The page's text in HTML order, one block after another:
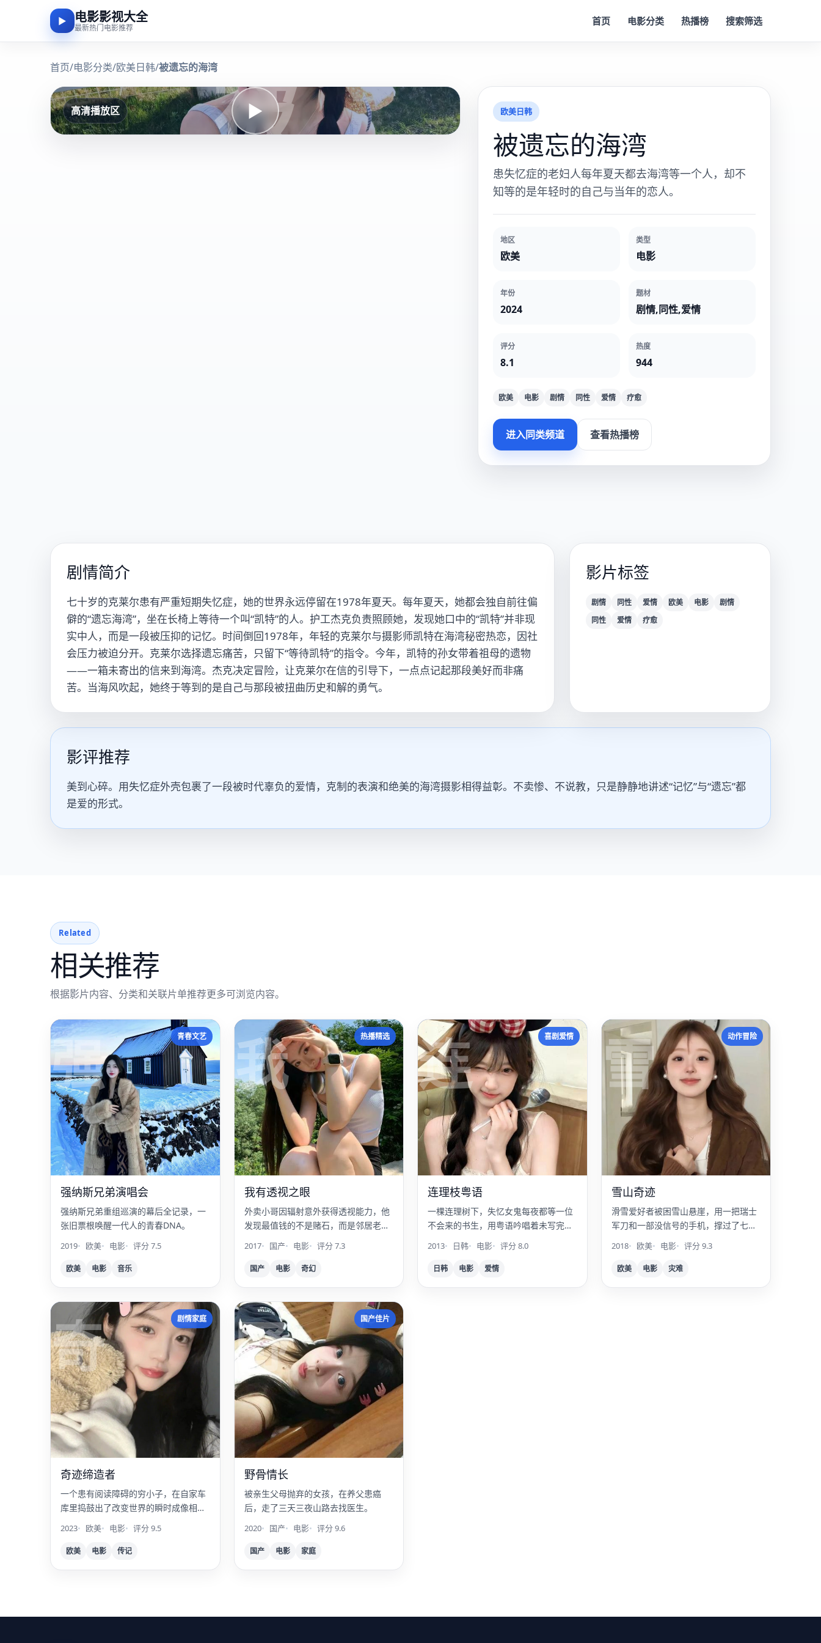
▶ 电影影视大全
最新热门电影推荐
首页 电影分类 热播榜 搜索筛选
首页/电影分类/欧美日韩/被遗忘的海湾被
▶
高清播放区 欧美日韩
被遗忘的海湾
患失忆症的老妇人每年夏天都去海湾等一个人，却不
知等的是年轻时的自己与当年的恋人。
地区
欧美
类型
电影
年份
2024
题材
剧情,同性,爱情
评分
8.1
热度
944
欧美 电影 剧情 同性 爱情 疗愈
进入同类频道 查看热播榜
剧情简介
七十岁的克莱尔患有严重短期失忆症，她的世界永远停留在1978年夏天。每年夏天，她都会独自前往偏
僻的“遗忘海湾”，坐在长椅上等待一个叫“凯特”的人。护工杰克负责照顾她，发现她口中的“凯特”并非现
实中人，而是一段被压抑的记忆。时间倒回1978年，年轻的克莱尔与摄影师凯特在海湾秘密热恋，因社
会压力被迫分开。克莱尔选择遗忘痛苦，只留下“等待凯特”的指令。今年，凯特的孙女带着祖母的遗物
——一箱未寄出的信来到海湾。杰克决定冒险，让克莱尔在信的引导下，一点点记起那段美好而非痛
苦。当海风吹起，她终于等到的是自己与那段被扭曲历史和解的勇气。
影片标签
剧情 同性 爱情 欧美 电影
剧情
同性
爱情 疗愈
影评推荐
美到心碎。用失忆症外壳包裹了一段被时代辜负的爱情，克制的表演和绝美的海湾摄影相得益彰。不卖惨、不说教，只是静静地讲述“记忆”与“遗忘”都
是爱的形式。
Related
相关推荐
根据影片内容、分类和关联片单推荐更多可浏览内容。
强 青春文艺
强纳斯兄弟演唱会
强纳斯兄弟重组巡演的幕后全记录，一
张旧票根唤醒一代人的青春DNA。
2019 欧美 电影 评分 7.5
欧美 电影 音乐
我 热播精选
我有透视之眼
外卖小哥因辐射意外获得透视能力，他
发现最值钱的不是赌石，而是邻居老头
的藏宝图。
2017 国产 电影 评分 7.3
国产 电影 奇幻
连 喜剧爱情
连理枝粤语
一棵连理树下，失忆女鬼每夜都等一位
不会来的书生，用粤语吟唱着未写完的
2013 日韩 电影 评分 8.0
日韩 电影 爱情
雪 动作冒险
雪山奇迹
滑雪爱好者被困雪山悬崖，用一把瑞士
军刀和一部没信号的手机，撑过了七
2018 欧美 电影 评分 9.3
欧美 电影 灾难
奇 剧情家庭
奇迹缔造者
一个患有阅读障碍的穷小子，在自家车
库里捣鼓出了改变世界的瞬时成像相
2023 欧美 电影 评分 9.5
欧美 电影 传记
野 国产佳片
野骨情长
被亲生父母抛弃的女孩，在养父患癌
后，走了三天三夜山路去找医生。
2020 国产 电影 评分 9.6
国产 电影 家庭